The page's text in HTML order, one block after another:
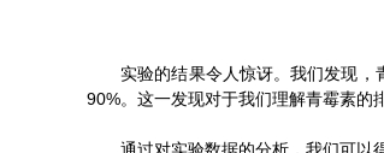
实验的结果令人惊讶。我们发现，青
90%。这一发现对于我们理解青霉素的